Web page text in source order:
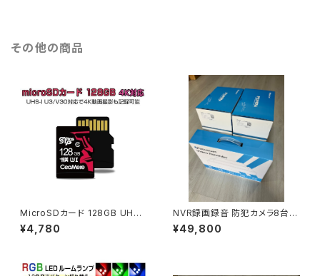
その他の商品
MicroSDカード 128GB UHS-
I V30 超高速最大95MB SDカ
ード変換アダプタ USBカードリ
¥4,780
NVR録画録音 防犯カメラ8台セ
ット スマホ遠隔監視対応 初期
不良交換保証「NVR-CS58Qx
¥49,800